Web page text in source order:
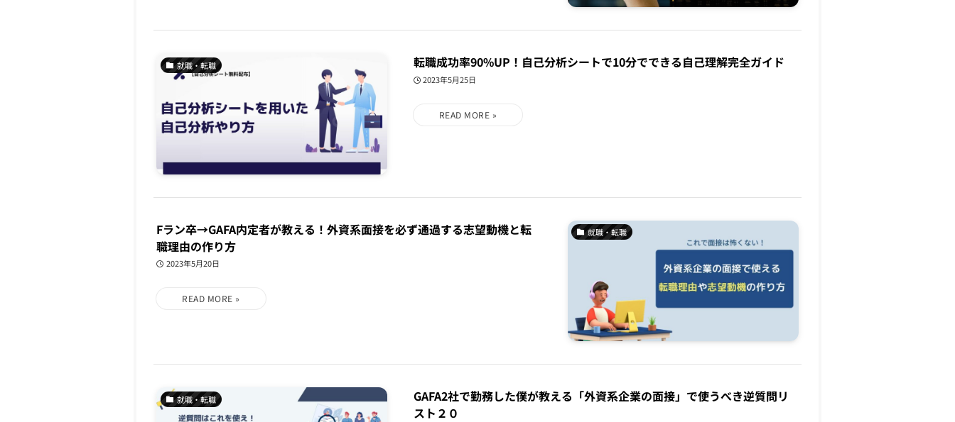
就職・転職 転職成功率90%UP！自己分析シートで10分でできる自己理解完全ガイド
2023年5月25日
就職・転職
Fラン卒→GAFA内定者が教える！外資系面接を必ず通過する志望動機と転
職理由の作り方
2023年5月20日
就職・転職
GAFA2社で勤務した僕が教える「外資系企業の面接」で使うべき逆質問リ
スト２０